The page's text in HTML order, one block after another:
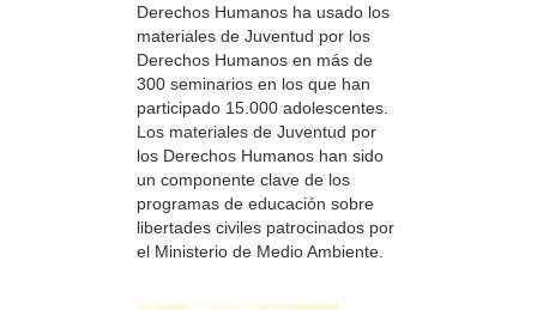
Derechos Humanos ha usado los
materiales de Juventud por los
Derechos Humanos en más de
300 seminarios en los que han
participado 15.000 adolescentes.
Los materiales de Juventud por
los Derechos Humanos han sido
un componente clave de los
programas de educación sobre
libertades civiles patrocinados por
el Ministerio de Medio Ambiente.